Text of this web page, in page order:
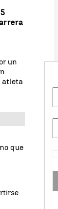
un
atleta
que